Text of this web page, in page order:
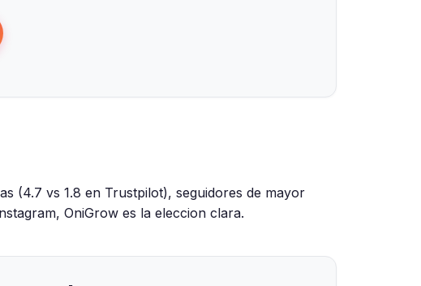
(4.7 vs 1.8 en Trustpilot), seguidores de mayor
OniGrow es la eleccion clara.